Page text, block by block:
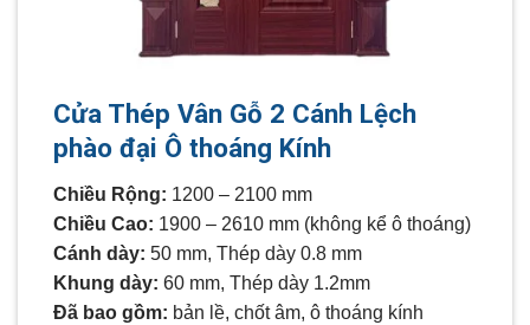
Cửa Thép Vân Gỗ 2 Cánh Lệch
phào đại Ô thoáng Kính
Chiều Rộng: 1200 – 2100 mm
Chiều Cao: 1900 – 2610 mm (không kể ô thoáng)
Cánh dày: 50 mm, Thép dày 0.8 mm
Khung dày: 60 mm, Thép dày 1.2mm
Đã bao gồm: bản lề, chốt âm, ô thoáng kính